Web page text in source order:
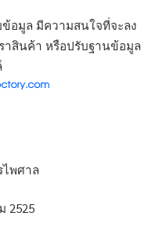
อมูล มีความสนใจที่จะลง
สินค้า หรือปรับฐานข้อมูล
พศาล
2525